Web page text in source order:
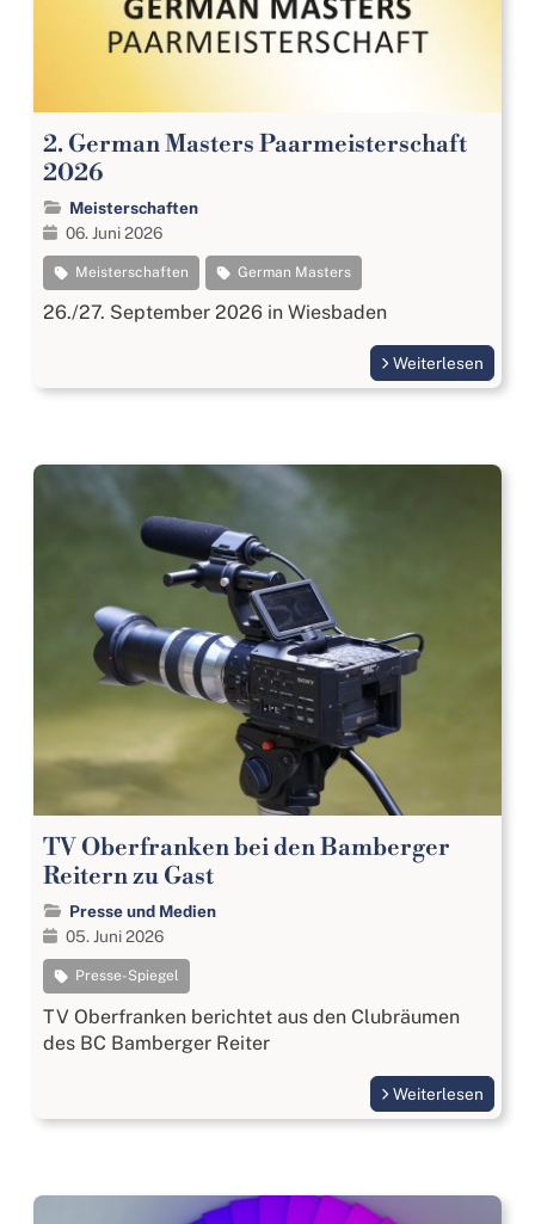
2. German Masters Paarmeisterschaft
2026
Meisterschaften
06. Juni 2026
Meisterschaften German Masters
26./27. September 2026 in Wiesbaden
Weiterlesen
TV Oberfranken bei den Bamberger
Reitern zu Gast
Presse und Medien
05. Juni 2026
Presse-Spiegel
TV Oberfranken berichtet aus den Clubräumen
des BC Bamberger Reiter
Weiterlesen